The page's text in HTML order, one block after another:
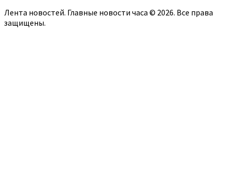
Лента новостей. Главные новости часа © 2026. Все права
защищены.